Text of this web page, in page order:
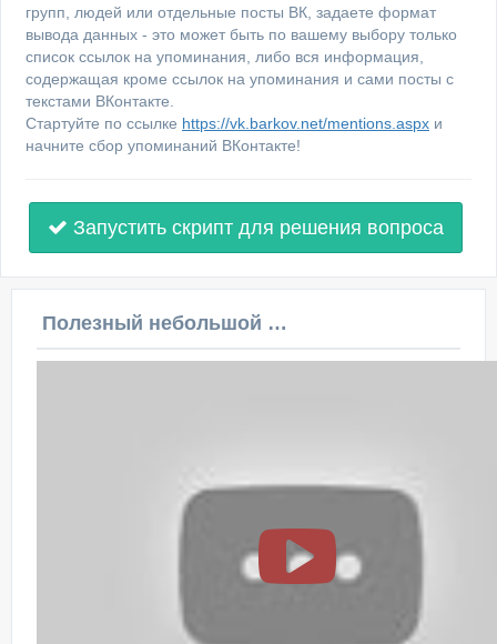
групп, людей или отдельные посты ВК, задаете формат
вывода данных - это может быть по вашему выбору только
список ссылок на упоминания, либо вся информация,
содержащая кроме ссылок на упоминания и сами посты с
текстами ВКонтакте.
Стартуйте по ссылке https://vk.barkov.net/mentions.aspx и
начните сбор упоминаний ВКонтакте!
Запустить скрипт для решения вопроса
Полезный небольшой видеоурок по этой теме